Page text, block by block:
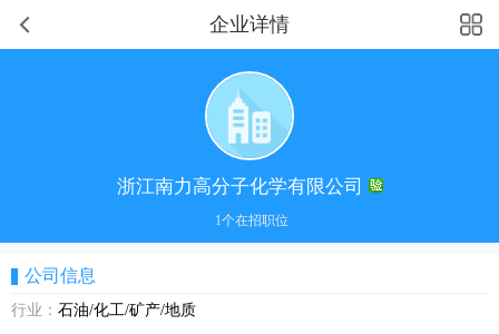
企业详情
浙江南力高分子化学有限公司
1个在招职位
公司信息
行业： 石油/化工/矿产/地质